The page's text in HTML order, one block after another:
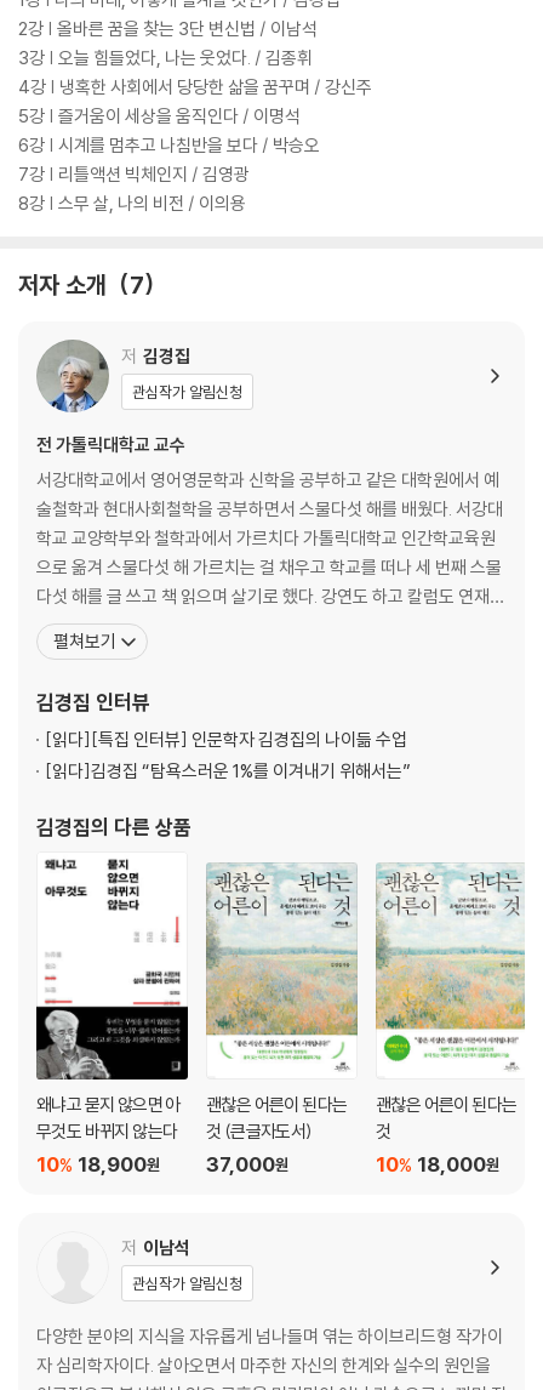
2강 | 올바른 꿈을 찾는 3단 변신법 / 이남석
3강 | 오늘 힘들었다, 나는 웃었다. / 김종휘
4강 | 냉혹한 사회에서 당당한 삶을 꿈꾸며 / 강신주
5강 | 즐거움이 세상을 움직인다 / 이명석
6강 | 시계를 멈추고 나침반을 보다 / 박승오
7강 | 리틀액션 빅체인지 / 김영광
8강 | 스무 살, 나의 비전 / 이의용
저자 소개 7
저 김경집
관심작가 알림신청
전 가톨릭대학교 교수
서강대학교에서 영어영문학과 신학을 공부하고 같은 대학원에서 예
술철학과 현대사회철학을 공부하면서 스물다섯 해를 배웠다. 서강대
학교 교양학부와 철학과에서 가르치다 가톨릭대학교 인간학교육원
으로 옮겨 스물다섯 해 가르치는 걸 채우고 학교를 떠나 세 번째 스물
다섯 해를 글 쓰고 책 읽으며 살기로 했다. 강연도 하고 칼럼도 연재하
면서 사회에 도움이 될 수 있는 일의 기획과 커뮤니케이션에 참여하
고 있다. 지식과 체제에 순치되는 것을 가장 경계하며 사고의 전환과
펼쳐보기
김경집 인터뷰
[읽다][특집 인터뷰] 인문학자 김경집의 나이듦 수업
[읽다]김경집 “탐욕스러운 1%를 이겨내기 위해서는”
김경집의 다른 상품
왜냐고 묻지 않으면 아
무것도 바뀌지 않는다
18,900원
10%
괜찮은 어른이 된다는
것 (큰글자도서)
37,000원
괜찮은 어른이 된다는
것
18,000원
10%
저 이남석
관심작가 알림신청
다양한 분야의 지식을 자유롭게 넘나들며 엮는 하이브리드형 작가이
자 심리학자이다. 살아오면서 마주한 자신의 한계와 실수의 원인을